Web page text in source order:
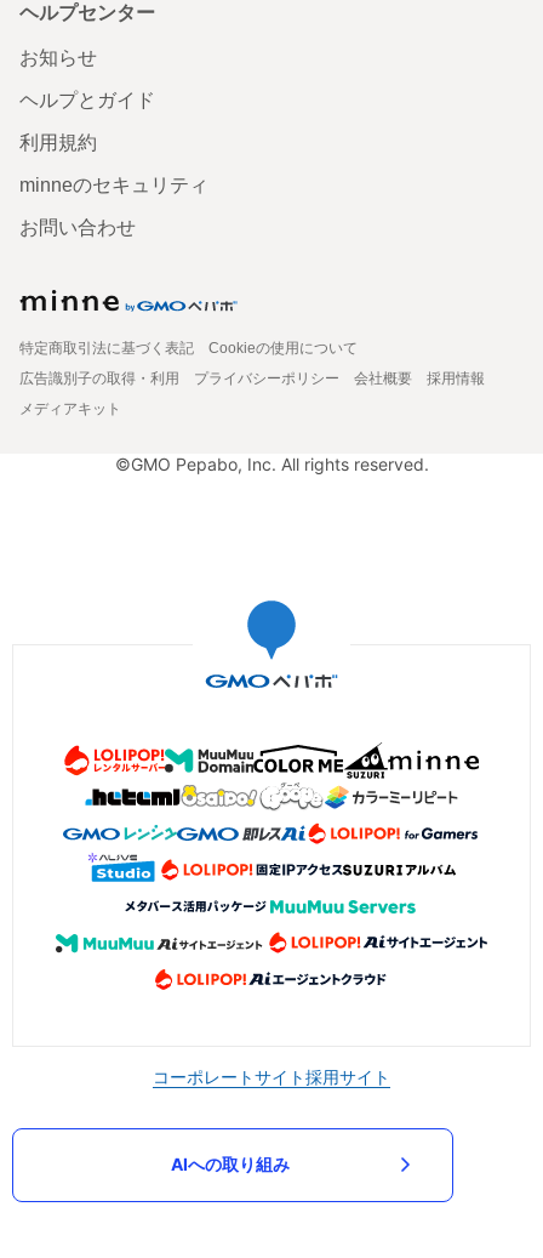
ヘルプセンター
お知らせ
ヘルプとガイド
利用規約
minneのセキュリティ
お問い合わせ
特定商取引法に基づく表記
Cookieの使用について
広告識別子の取得・利用
プライバシーポリシー 会社概要
採用情報
メディアキット
©GMO Pepabo, Inc. All rights reserved.
コーポレートサイト採用サイト
AIへの取り組み